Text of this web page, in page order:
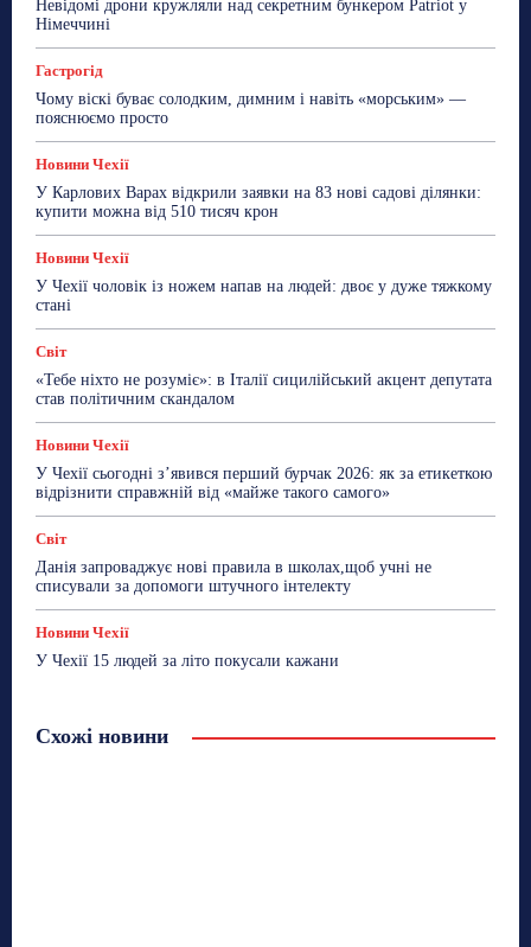
ТехноМанія
Топ-новини Фоторепортаж
Невідомі дрони кружляли над секретним бункером Patriot у
Німеччині
Гастрогід
Чому віскі буває солодким, димним і навіть «морським» —
пояснюємо просто
Новини Чехії
У Карлових Варах відкрили заявки на 83 нові садові ділянки:
купити можна від 510 тисяч крон
Новини Чехії
У Чехії чоловік із ножем напав на людей: двоє у дуже тяжкому
стані
Світ
«Тебе ніхто не розуміє»: в Італії сицилійський акцент депутата
став політичним скандалом
Новини Чехії
У Чехії сьогодні з’явився перший бурчак 2026: як за етикеткою
відрізнити справжній від «майже такого самого»
Світ
Данія запроваджує нові правила в школах,щоб учні не
списували за допомоги штучного інтелекту
Новини Чехії
У Чехії 15 людей за літо покусали кажани
Схожі новини